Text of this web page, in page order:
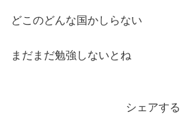
どこのどんな国かしらない
まだまだ勉強しないとね
シェアする